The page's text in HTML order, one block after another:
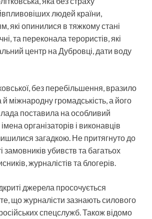
людей країни,
які опинилися в тяжкому стані
та переконала терористів, які
центр на Дубровці, дати воду
без перебільшення, вразило
міжнародну громадськість, а його
поставила на особливий
організаторів і виконавців
загадкою. Не притягнуто до
замовників убивств та багатьох
журналістів та блогерів.
джерела просочується
що журналісти зазнають силового
спецслужб. Також відомо